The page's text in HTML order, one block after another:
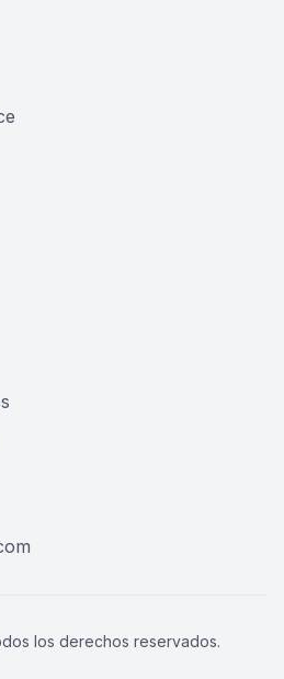
los derechos reservados.